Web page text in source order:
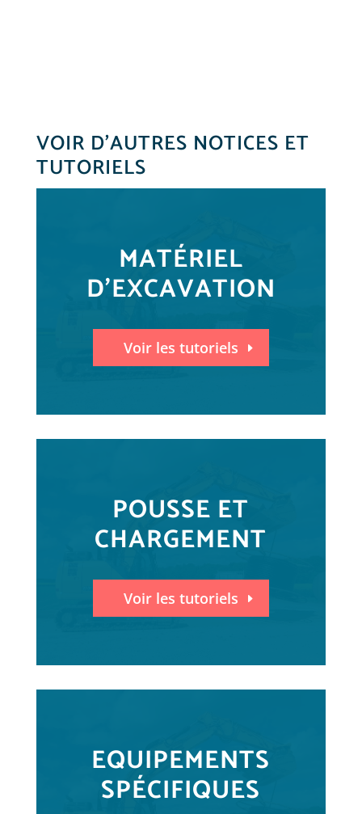
VOIR D’AUTRES NOTICES ET
TUTORIELS
MATÉRIEL
D'EXCAVATION
Voir les tutoriels
POUSSE ET
CHARGEMENT
Voir les tutoriels
EQUIPEMENTS
SPÉCIFIQUES